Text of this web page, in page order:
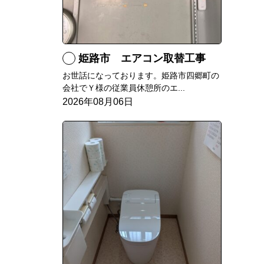
姫路市 エアコン取替工事
お世話になっております。姫路市四郷町の
会社でＹ様の従業員休憩所のエ...
2026年08月06日